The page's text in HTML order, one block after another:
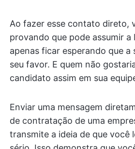
Ao fazer esse contato direto,
provando que pode assumir a
apenas ficar esperando que a
seu favor. E quem não
candidato assim em sua
Enviar uma mensagem
de contratação de uma
transmite a ideia de que você